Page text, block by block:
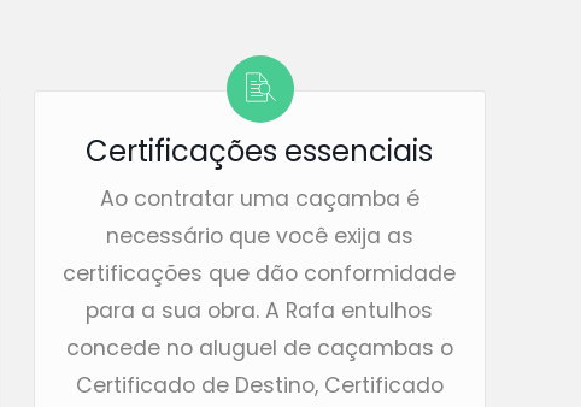
Certificações essenciais
Ao contratar uma caçamba é
necessário que você exija as
certificações que dão conformidade
para a sua obra. A Rafa entulhos
concede no aluguel de caçambas o
Certificado de Destino, Certificado